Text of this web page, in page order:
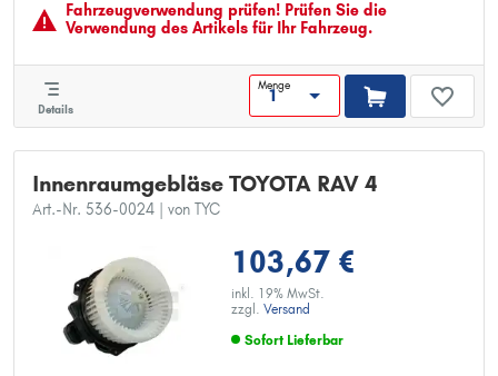
Fahrzeugver­wendung prüfen! Prüfen Sie die
Verwendung des Artikels für Ihr Fahrzeug.
Details
Menge
Innenraumgebläse TOYOTA RAV 4
Art.-Nr. 536-0024 | von TYC
103,67 €
inkl. 19% MwSt.
zzgl. Versand
Sofort Lieferbar